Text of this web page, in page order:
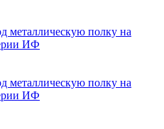
металлическую полку на
ИФ
металлическую полку на
ИФ